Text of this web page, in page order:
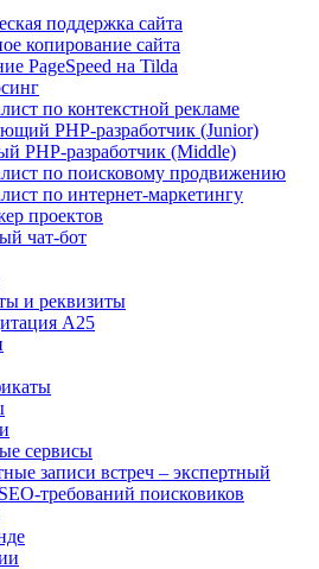
поддержка сайта
копирование сайта
PageSpeed на Tilda
по контекстной рекламе
PHP-разработчик (Junior)
PHP-разработчик (Middle)
по поисковому продвижению
по интернет-маркетингу
проектов
чат-бот
и реквизиты
А25
сервисы
записи встреч – экспертный
требований поисковиков